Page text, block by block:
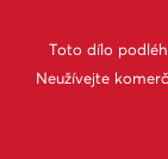
Toto dílo
Neužívejte